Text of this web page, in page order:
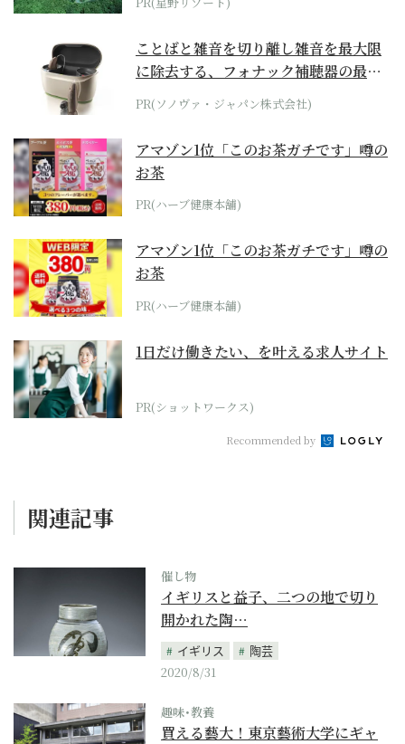
ことばと雑音を切り離し雑音を最大限
に除去する、フォナック補聴器の最上
位モデル
PR(ソノヴァ・ジャパン株式会社)
アマゾン1位「このお茶ガチです」噂の
お茶
PR(ハーブ健康本舗)
アマゾン1位「このお茶ガチです」噂の
お茶
PR(ハーブ健康本舗)
1日だけ働きたい、を叶える求人サイト
PR(ショットワークス)
Recommended by
関連記事
催し物
イギリスと益子、二つの地で切り
開かれた陶…
イギリス
陶芸
2020/8/31
趣味･教養
買える藝大！東京藝術大学にギャ